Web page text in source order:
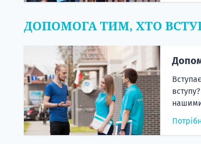
ДОПОМОГА ТИМ, ХТО
нашими